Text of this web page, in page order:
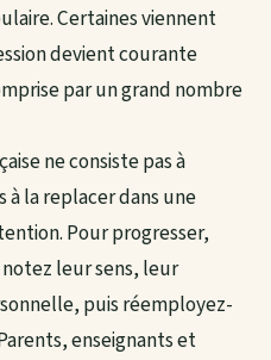
Certaines viennent
devient courante
par un grand nombre
ne consiste pas à
la replacer dans une
Pour progresser,
notez leur sens, leur
puis réemployez-
enseignants et